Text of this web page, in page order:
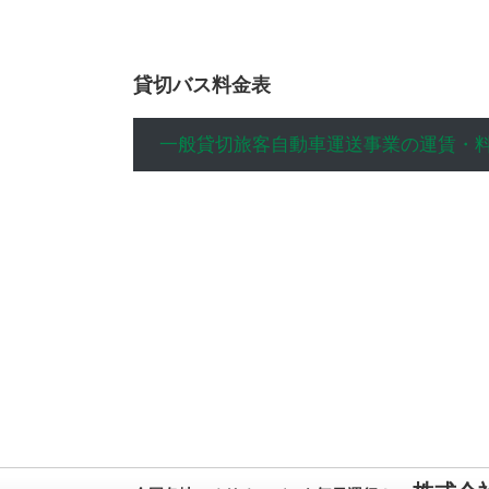
貸切バス料金表
一般貸切旅客自動車運送事業の運賃・